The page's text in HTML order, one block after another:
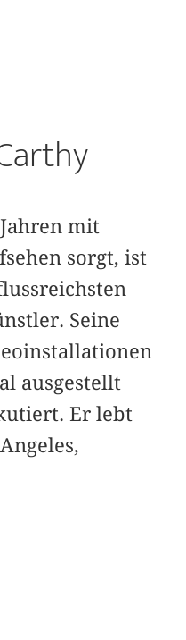
mit
sorgt, ist
Seine
ausgestellt
Er lebt